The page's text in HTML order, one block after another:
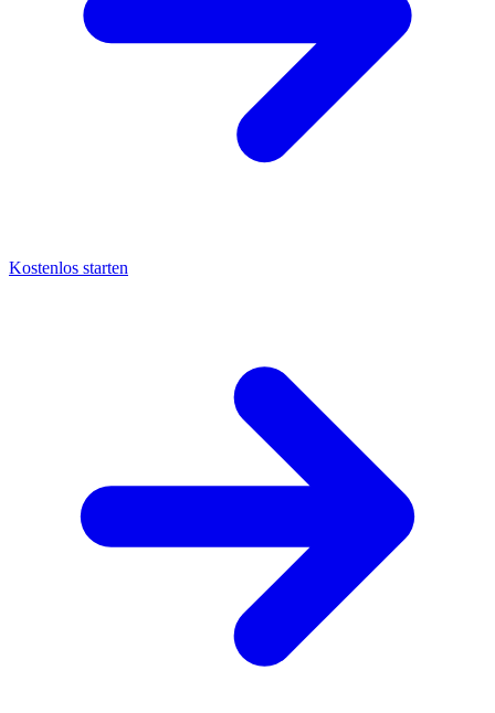
Kostenlos starten